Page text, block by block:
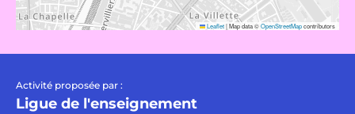
Leaflet|Map data ©OpenStreetMapcontributors
Activité proposée par :
Ligue de l'enseignement